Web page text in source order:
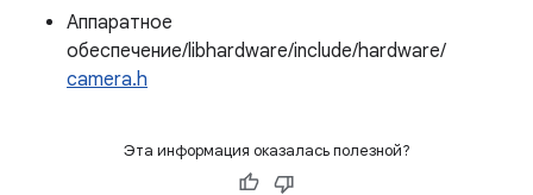
Аппаратное
обеспечение/libhardware/include/hardware/
camera.h
Эта информация оказалась полезной?